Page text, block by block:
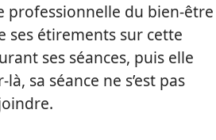
professionnelle du bien-être
ses étirements sur cette
ses séances, puis elle
sa séance ne s’est pas